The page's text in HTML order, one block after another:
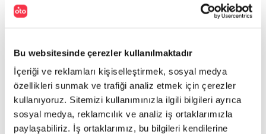
Bu websitesinde çerezler kullanılmaktadır
İçeriği ve reklamları kişiselleştirmek, sosyal medya
özellikleri sunmak ve trafiği analiz etmek için çerezler
kullanıyoruz. Sitemizi kullanımınızla ilgili bilgileri ayrıca
sosyal medya, reklamcılık ve analiz iş ortaklarımızla
paylaşabiliriz. İş ortaklarımız, bu bilgileri kendilerine
tercih
rakamlar
216
PS
ve
saatte
245